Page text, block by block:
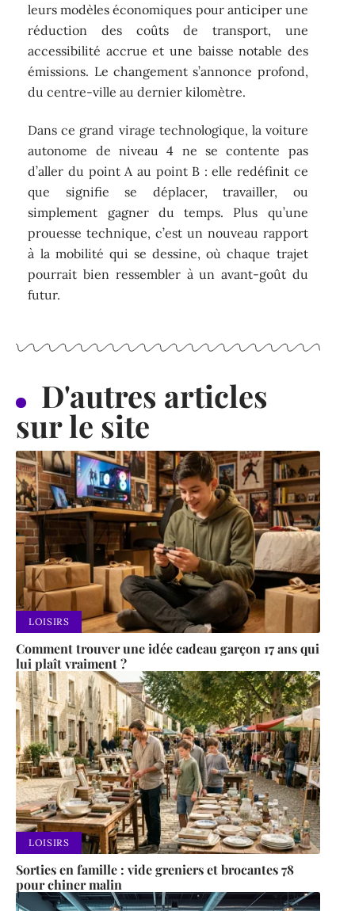
leurs modèles économiques pour anticiper une
réduction des coûts de transport, une
accessibilité accrue et une baisse notable des
émissions. Le changement s’annonce profond,
du centre-ville au dernier kilomètre.
Dans ce grand virage technologique, la voiture
autonome de niveau 4 ne se contente pas
d’aller du point A au point B : elle redéfinit ce
que signifie se déplacer, travailler, ou
simplement gagner du temps. Plus qu’une
prouesse technique, c’est un nouveau rapport
à la mobilité qui se dessine, où chaque trajet
pourrait bien ressembler à un avant-goût du
futur.
D'autres articles
sur le site
LOISIRS
Comment trouver une idée cadeau garçon 17 ans qui
lui plaît vraiment ?
LOISIRS
Sorties en famille : vide greniers et brocantes 78
pour chiner malin